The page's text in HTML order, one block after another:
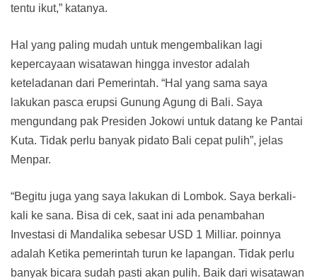
tentu ikut,” katanya.
Hal yang paling mudah untuk mengembalikan lagi
kepercayaan wisatawan hingga investor adalah
keteladanan dari Pemerintah. “Hal yang sama saya
lakukan pasca erupsi Gunung Agung di Bali. Saya
mengundang pak Presiden Jokowi untuk datang ke Pantai
Kuta. Tidak perlu banyak pidato Bali cepat pulih”, jelas
Menpar.
“Begitu juga yang saya lakukan di Lombok. Saya berkali-
kali ke sana. Bisa di cek, saat ini ada penambahan
Investasi di Mandalika sebesar USD 1 Milliar. poinnya
adalah Ketika pemerintah turun ke lapangan. Tidak perlu
banyak bicara sudah pasti akan pulih. Baik dari wisatawan